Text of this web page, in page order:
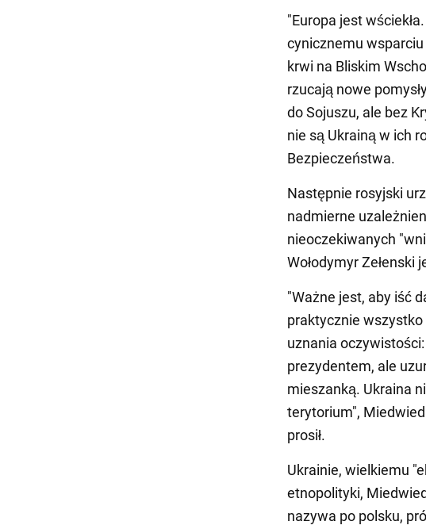
"Europa jest
cynicznemu
krwi na Bliskim
rzucają nowe
do Sojuszu, ale bez
nie są Ukrainą w ich
Bezpieczeństwa.
Następnie rosyjski
nadmierne
nieoczekiwanych
Wołodymyr
"Ważne jest, aby iść
praktycznie
uznania
prezydentem, ale
mieszanką. Ukraina
terytorium",
prosił.
Ukrainie, wielkiemu
etnopolityki,
nazywa po polsku,